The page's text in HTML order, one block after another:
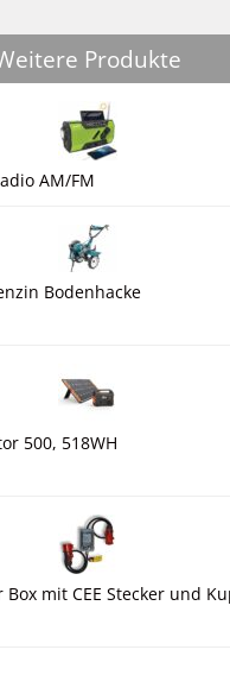
Produkte
AM/FM
Bodenhacke
500, 518WH
mit CEE Stecker und